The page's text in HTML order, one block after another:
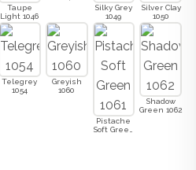
Taupe
Light 1046
Silky Grey
1049
Silver Clay
1050
Telegrey
1054
Greyish
1060
Pistache
Soft Green
Shadow
Green 1062